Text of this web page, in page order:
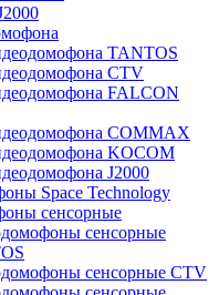
TANTOS
CTV
FALCON
COMMAX
KOCOM
J2000
Space Technology
сенсорные
сенсорные
сенсорные CTV